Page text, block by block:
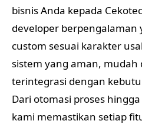
bisnis Anda kepada
developer berpengalaman
custom sesuai karakter
sistem yang aman, mudah
terintegrasi dengan
Dari otomasi proses
kami memastikan setiap